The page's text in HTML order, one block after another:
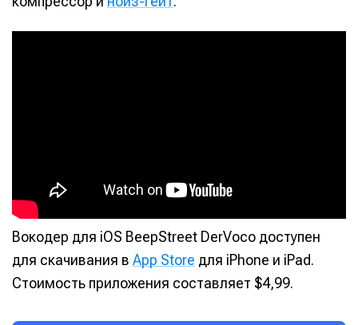
Вокодер для iOS BeepStreet DerVoco доступен
для скачивания в App Store для iPhone и iPad.
Стоимость приложения составляет $4,99.